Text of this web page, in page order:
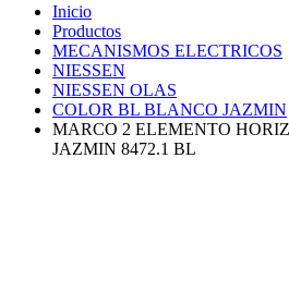
Inicio
Productos
MECANISMOS ELECTRICOS
NIESSEN
NIESSEN OLAS
COLOR BL BLANCO JAZMIN
MARCO 2 ELEMENTO
JAZMIN 8472.1 BL